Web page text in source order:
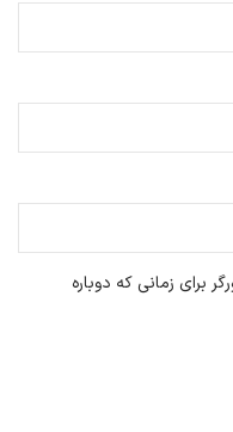
برای زمانی که دوباره